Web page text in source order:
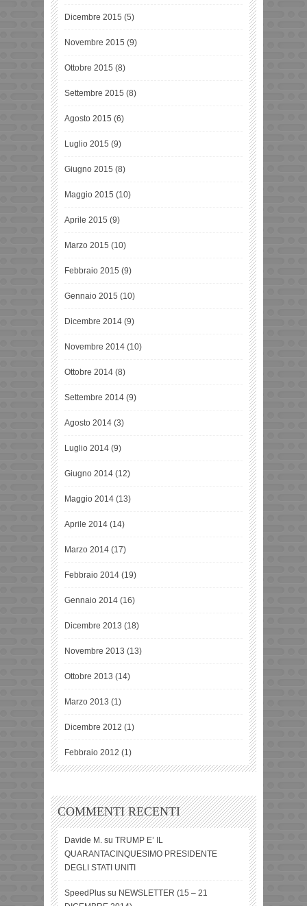
Dicembre 2015 (5)
Novembre 2015 (9)
Ottobre 2015 (8)
Settembre 2015 (8)
Agosto 2015 (6)
Luglio 2015 (9)
Giugno 2015 (8)
Maggio 2015 (10)
Aprile 2015 (9)
Marzo 2015 (10)
Febbraio 2015 (9)
Gennaio 2015 (10)
Dicembre 2014 (9)
Novembre 2014 (10)
Ottobre 2014 (8)
Settembre 2014 (9)
Agosto 2014 (3)
Luglio 2014 (9)
Giugno 2014 (12)
Maggio 2014 (13)
Aprile 2014 (14)
Marzo 2014 (17)
Febbraio 2014 (19)
Gennaio 2014 (16)
Dicembre 2013 (18)
Novembre 2013 (13)
Ottobre 2013 (14)
Marzo 2013 (1)
Dicembre 2012 (1)
Febbraio 2012 (1)
COMMENTI RECENTI
Davide M. su TRUMP E’ IL
QUARANTACINQUESIMO PRESIDENTE
DEGLI STATI UNITI
SpeedPlus su NEWSLETTER (15 – 21